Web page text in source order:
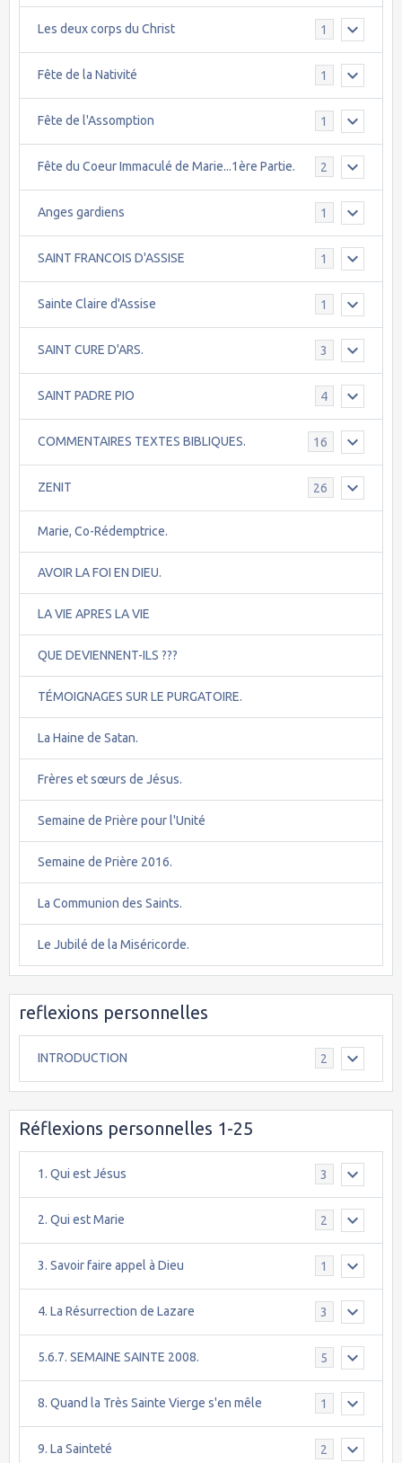
Les deux corps du Christ 1
Fête de la Nativité 1
Fête de l'Assomption 1
Fête du Coeur Immaculé de Marie...1ère Partie. 2
Anges gardiens 1
SAINT FRANCOIS D'ASSISE 1
Sainte Claire d'Assise 1
SAINT CURE D'ARS. 3
SAINT PADRE PIO 4
COMMENTAIRES TEXTES BIBLIQUES. 16
ZENIT 26
Marie, Co-Rédemptrice.
AVOIR LA FOI EN DIEU.
LA VIE APRES LA VIE
QUE DEVIENNENT-ILS ???
TÉMOIGNAGES SUR LE PURGATOIRE.
La Haine de Satan.
Frères et sœurs de Jésus.
Semaine de Prière pour l'Unité
Semaine de Prière 2016.
La Communion des Saints.
Le Jubilé de la Miséricorde.
reflexions personnelles
INTRODUCTION 2
Réflexions personnelles 1-25
1. Qui est Jésus 3
2. Qui est Marie 2
3. Savoir faire appel à Dieu 1
4. La Résurrection de Lazare 3
5.6.7. SEMAINE SAINTE 2008. 5
8. Quand la Très Sainte Vierge s'en mêle 1
9. La Sainteté 2